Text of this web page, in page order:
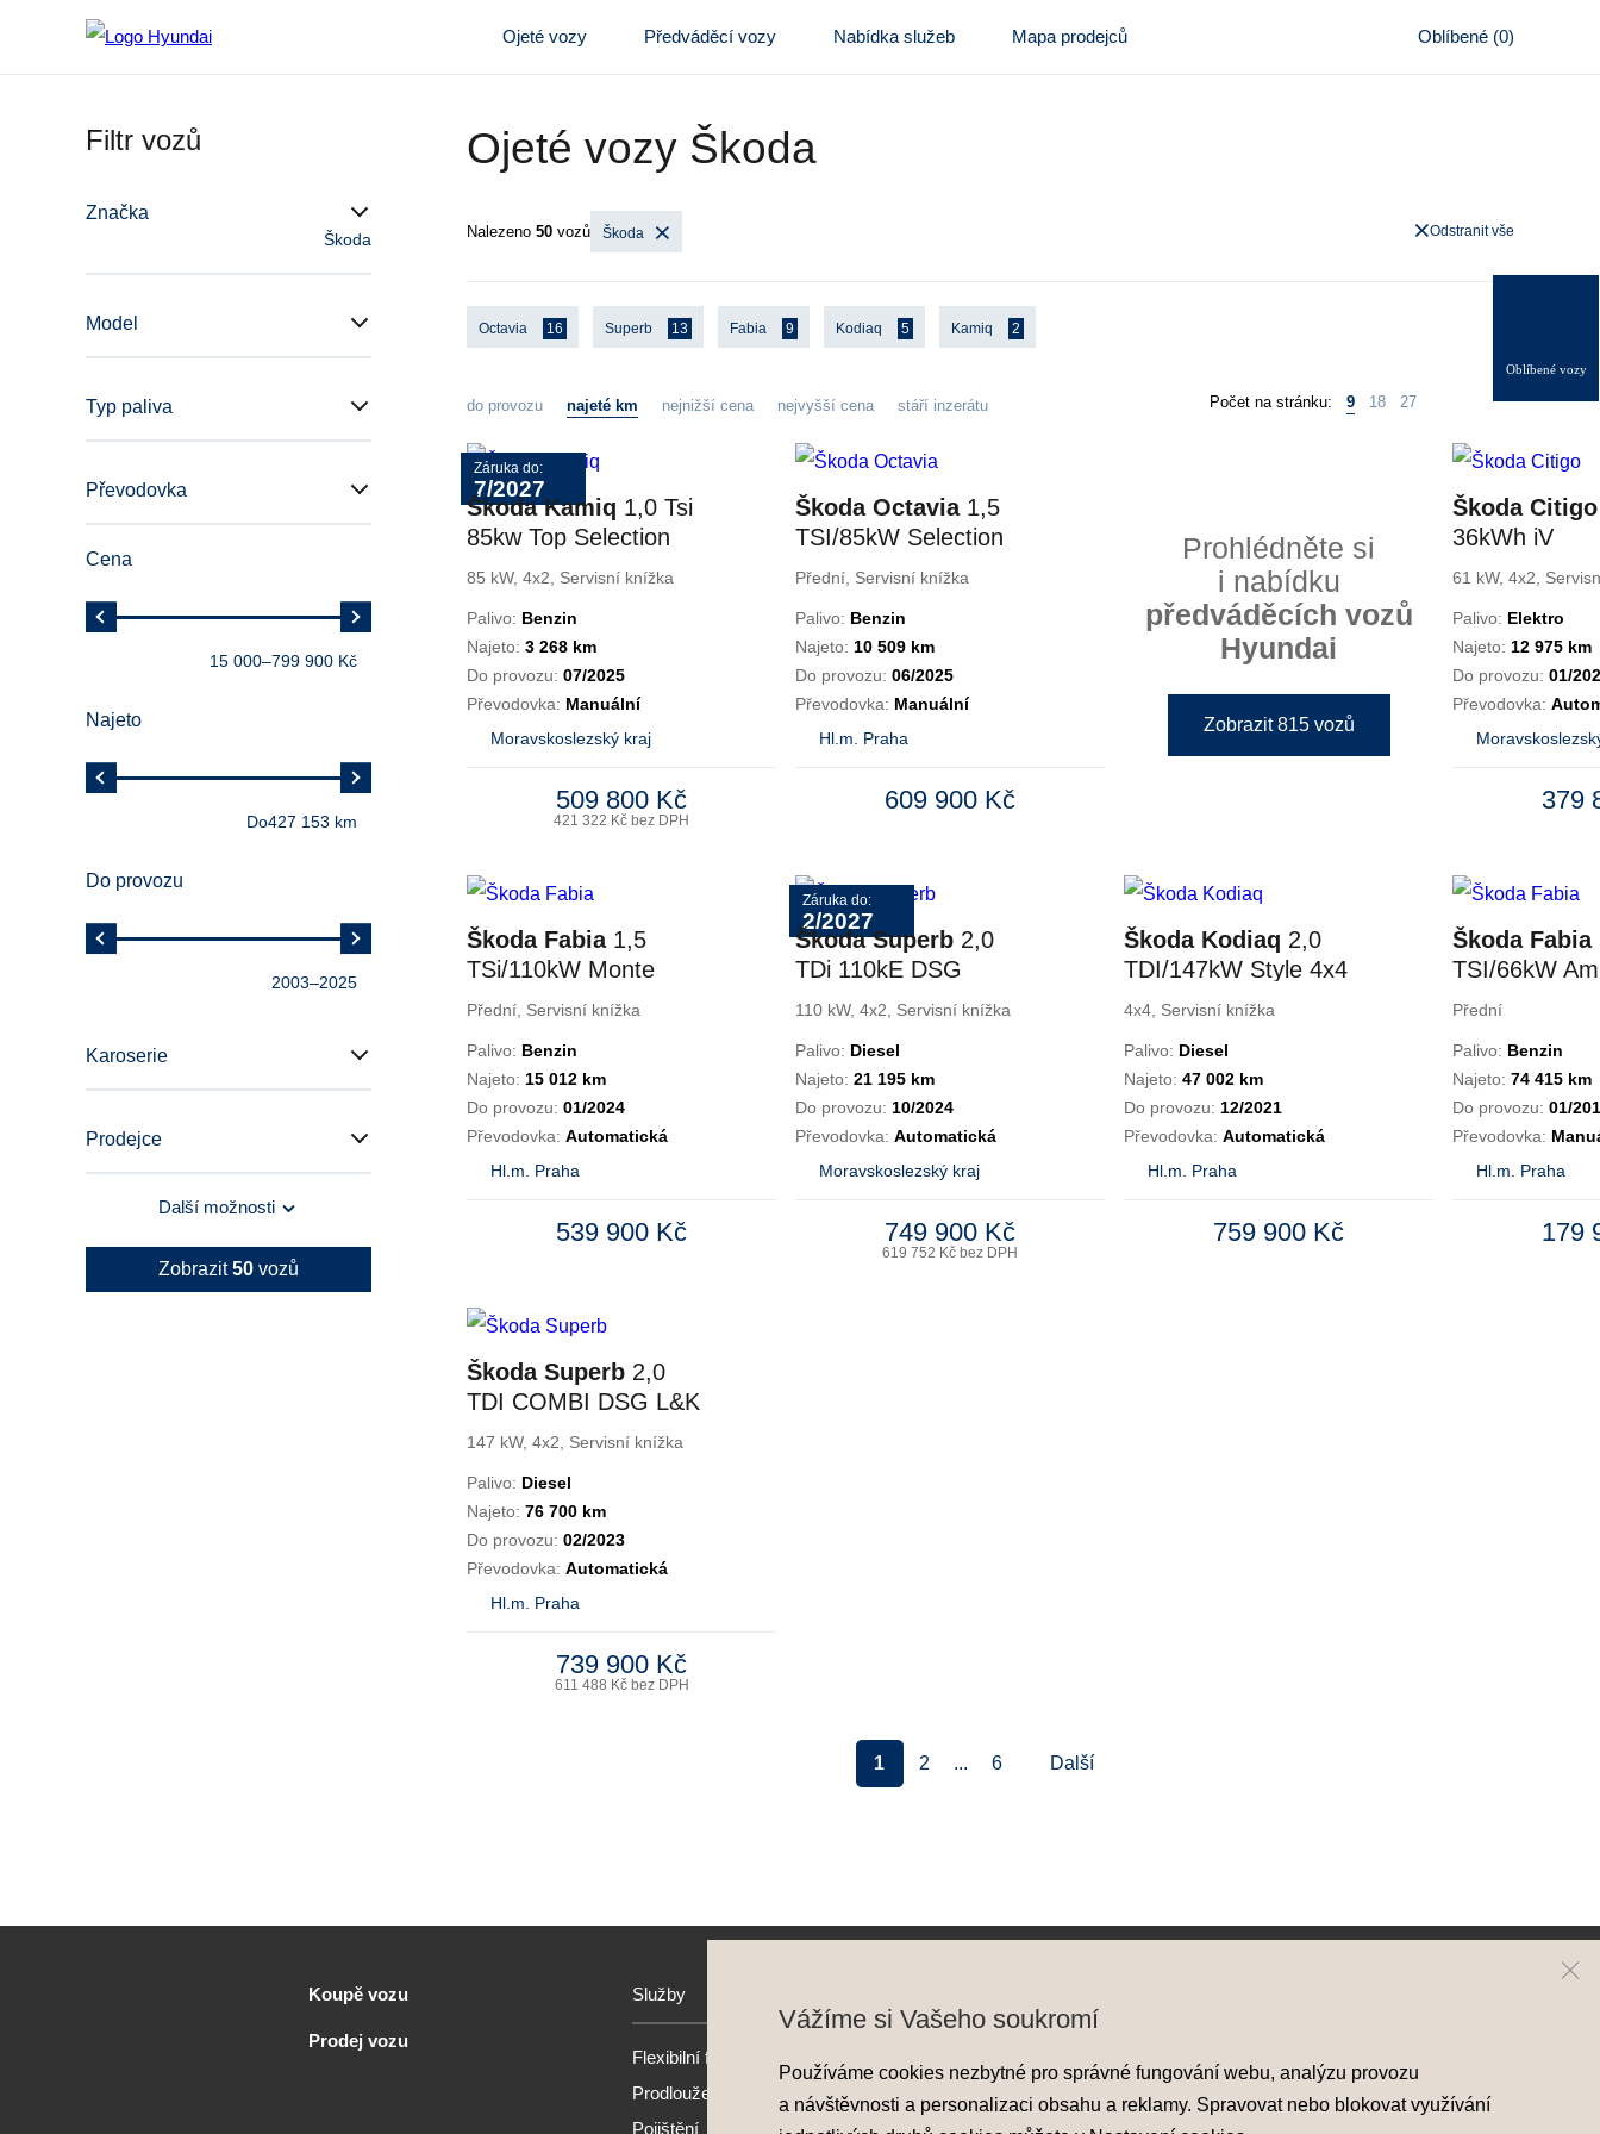
Ojeté vozy Předváděcí vozy Nabídka služeb Mapa prodejců Oblíbené (0)
Oblíbené vozy
Filtr vozů
Značka
Škoda
Model
Typ paliva
Převodovka
Cena
15 000–799 900 Kč
Najeto
Do427 153 km
Do provozu
2003–2025
Karoserie
Prodejce
Další možnosti
Zobrazit50 vozů
Ojeté vozy Škoda
Nalezeno 50 vozů Škoda Odstranit vše
Octavia 16 Superb 13 Fabia 9 Kodiaq 5 Kamiq 2
do provozu najeté km nejnižší cena nejvyšší cena stáří inzerátu Počet na stránku: 9 18 27
Záruka do:
7/2027
Škoda Kamiq 1,0 Tsi
85kw Top Selection
ČR
85 kW, 4x2, Servisní knížka
Palivo: Benzin
Najeto: 3 268 km
Do provozu: 07/2025
Převodovka: Manuální
Moravskoslezský kraj
509 800 Kč
421 322 Kč bez DPH
Škoda Octavia1,5
TSI/85kW Selection
Přední, Servisní knížka
Palivo: Benzin
Najeto: 10 509 km
Do provozu: 06/2025
Převodovka: Manuální
Hl.m. Praha
609 900 Kč
Prohlédněte si
i nabídku
předváděcích vozů
Hyundai
Zobrazit 815 vozů
Škoda Citigo
36kWh iV
61 kW, 4x2,
Palivo: Elektro
Najeto: 12 975 km
Do provozu: 01/
Převodovka:
379
Škoda Fabia1,5
TSi/110kW Monte
Carlo DSG
Přední, Servisní knížka
Palivo: Benzin
Najeto: 15 012 km
Do provozu: 01/2024
Převodovka: Automatická
Hl.m. Praha
539 900 Kč
Záruka do:
2/2027
Škoda Superb 2,0
TDi 110kE DSG
Selection Kombi
110 kW, 4x2, Servisní knížka
Palivo: Diesel
Najeto: 21 195 km
Do provozu: 10/2024
Převodovka: Automatická
Moravskoslezský kraj
749 900 Kč
619 752 Kč bez DPH
Škoda Kodiaq 2,0
TDI/147kW Style 4x4
DSG
4x4, Servisní knížka
Palivo: Diesel
Najeto: 47 002 km
Do provozu: 12/2021
Převodovka: Automatická
Hl.m. Praha
759 900 Kč
Škoda Fabia
TSI/66kW
Přední
Palivo: Benzin
Najeto: 74 415 km
Do provozu: 01/
Převodovka:
Hl.m. Praha
179
Škoda Superb 2,0
TDI COMBI DSG L&K
147KW
147 kW, 4x2, Servisní knížka
Palivo: Diesel
Najeto: 76 700 km
Do provozu: 02/2023
Převodovka: Automatická
Hl.m. Praha
739 900 Kč
611 488 Kč bez DPH
1 2 ... 6 Další
Koupě vozu
Prodej vozu
Služby
Flexibilní financování
Prodloužená záruka
Pojištění
Nové skladové vozy
Předváděcí vozy
Vážíme si Vašeho soukromí
Používáme cookies nezbytné pro správné fungování webu, analýzu provozu
a návštěvnosti a personalizaci obsahu a reklamy. Spravovat nebo blokovat využívání